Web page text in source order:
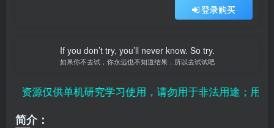
登录购买
If you don’t try, you’ll never know. So try.
如果你不去试，你永远也不知道结果，所以去试试吧
资源仅供单机研究学习使用，请勿用于非法用途；用户
简介：